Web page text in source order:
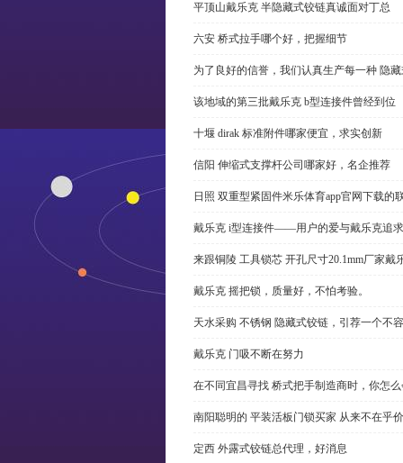
平顶山戴乐克 半隐藏式铰链真诚面对丁总
六安 桥式拉手哪个好，把握细节
为了良好的信誉，我们认真生产每一种 隐
该地域的第三批戴乐克 b型连接件曾经到位
十堰 dirak 标准附件哪家便宜，求实创新
信阳 伸缩式支撑杆公司哪家好，名企推荐
日照 双重型紧固件米乐体育app官网下载的
戴乐克 i型连接件——用户的爱与戴乐克追求
来跟铜陵 工具锁芯 开孔尺寸20.1mm厂家
戴乐克 摇把锁，质量好，不怕考验。
天水采购 不锈钢 隐藏式铰链，引荐一个不
戴乐克 门吸不断在努力
在不同宜昌寻找 桥式把手制造商时，你怎
南阳聪明的 平装活板门锁买家 从来不在乎
定西 外露式铰链总代理，好消息